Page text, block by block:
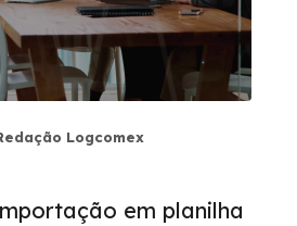
Logcomex
em planilha